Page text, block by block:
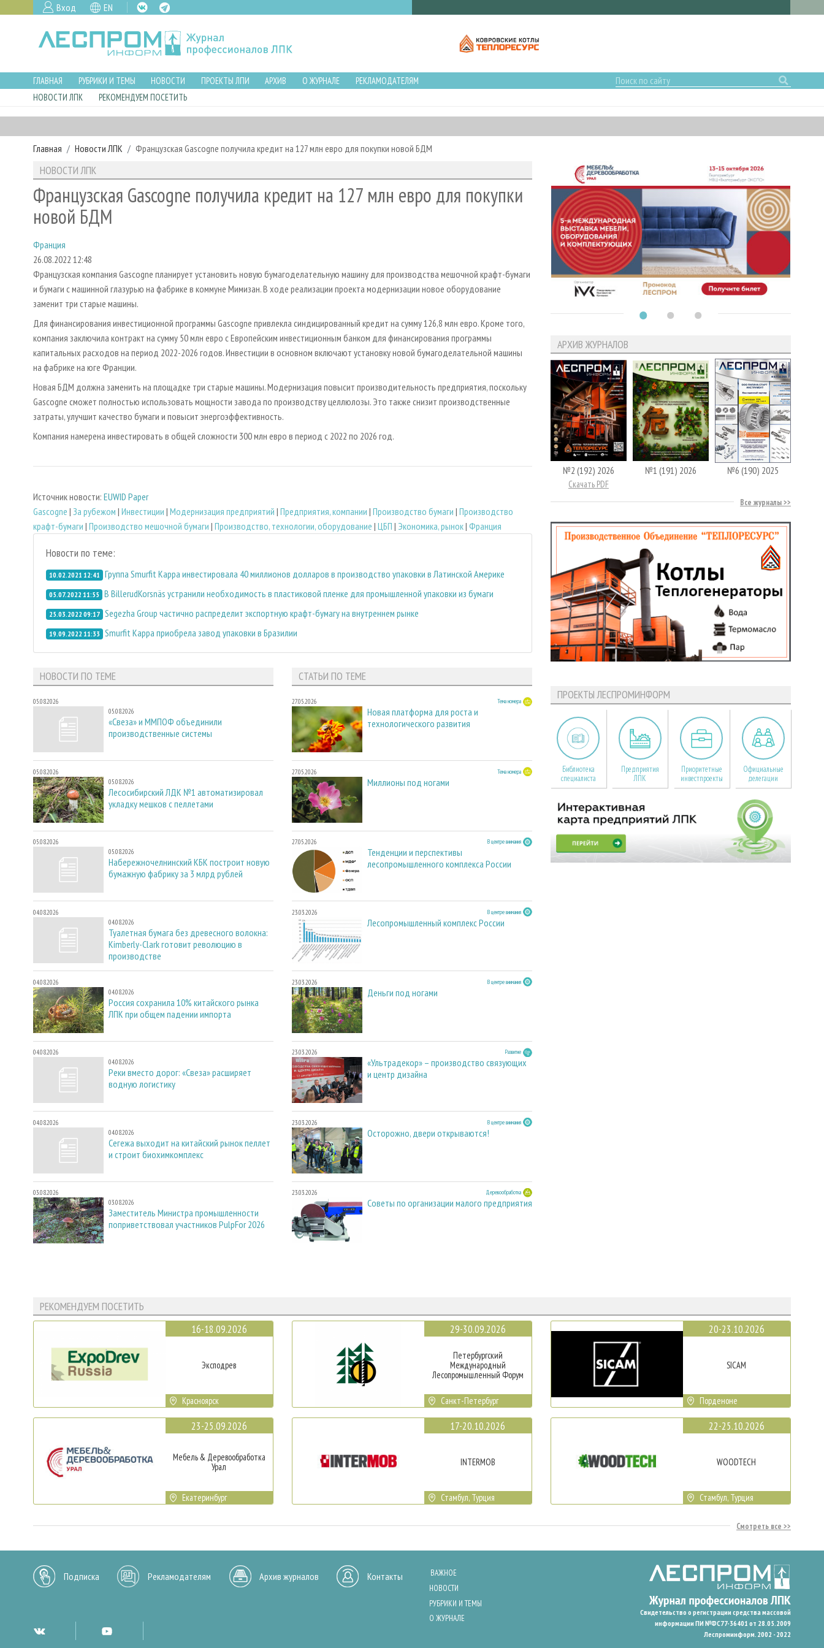
Вход EN
ГЛАВНАЯ РУБРИКИ И ТЕМЫ НОВОСТИ ПРОЕКТЫ ЛПИ АРХИВ О ЖУРНАЛЕ
РЕКЛАМОДАТЕЛЯМ
НОВОСТИ ЛПК
РЕКОМЕНДУЕМ ПОСЕТИТЬ
Главная Новости ЛПК Французская Gascogne получила кредит на 127 млн евро для покупки новой БДМ
НОВОСТИ ЛПК
Французская Gascogne получила кредит на 127 млн евро для покупки
новой БДМ
Франция
26.08.2022 12:48
Французская компания Gascogne планирует установить новую бумагоделательную машину для производства мешочной крафт-бумаги
и бумаги с машинной глазурью на фабрике в коммуне Мимизан. В ходе реализации проекта модернизации новое оборудование
заменит три старые машины.
Для финансирования инвестиционной программы Gascogne привлекла синдицированный кредит на сумму 126,8 млн евро. Кроме того,
компания заключила контракт на сумму 50 млн евро с Европейским инвестиционным банком для финансирования программы
капитальных расходов на период 2022-2026 годов. Инвестиции в основном включают установку новой бумагоделательной машины
на фабрике на юге Франции.
Новая БДМ должна заменить на площадке три старые машины. Модернизация повысит производительность предприятия, поскольку
Gascogne сможет полностью использовать мощности завода по производству целлюлозы. Это также снизит производственные
затраты, улучшит качество бумаги и повысит энергоэффективность.
Компания намерена инвестировать в общей сложности 300 млн евро в период с 2022 по 2026 год.
Источник новости: EUWID Paper
Gascogne | За рубежом | Инвестиции | Модернизация предприятий | Предприятия, компании | Производство бумаги | Производство
крафт-бумаги | Производство мешочной бумаги | Производство, технологии, оборудование | ЦБП | Экономика, рынок| Франция
Новости по теме:
10.02.2021 12:41 Группа Smurfit Kappa инвестировала 40 миллионов долларов в производство упаковки в Латинской Америке
05.07.2022 11:55 В BillerudKorsnäs устранили необходимость в пластиковой пленке для промышленной упаковки из бумаги
25.03.2022 09:17 Segezha Group частично распределит экспортную крафт-бумагу на внутреннем рынке
19.09.2022 11:33 Smurfit Kappa приобрела завод упаковки в Бразилии
НОВОСТИ ПО ТЕМЕ
05.08.2026
05.08.2026
«Свеза» и ММПОФ объединили
производственные системы
05.08.2026
05.08.2026
Лесосибирский ЛДК №1 автоматизировал
укладку мешков с пеллетами
05.08.2026
05.08.2026
Набережночелнинский КБК построит новую
бумажную фабрику за 3 млрд рублей
04.08.2026
04.08.2026
Туалетная бумага без древесного волокна:
Kimberly-Clark готовит революцию в
производстве
04.08.2026
04.08.2026
Россия сохранила 10% китайского рынка
ЛПК при общем падении импорта
04.08.2026
04.08.2026
Реки вместо дорог: «Свеза» расширяет
водную логистику
04.08.2026
04.08.2026
Сегежа выходит на китайский рынок пеллет
и строит биохимкомплекс
03.08.2026
03.08.2026
Заместитель Министра промышленности
поприветствовал участников PulpFor 2026
СТАТЬИ ПО ТЕМЕ
27.05.2026 Тема номера
Новая платформа для роста и
технологического развития
27.05.2026 Тема номера
Миллионы под ногами
27.05.2026 В центре внимания
Тенденции и перспективы
лесопромышленного комплекса России
23.03.2026 В центре внимания
Лесопромышленный комплекс России
23.03.2026 В центре внимания
Деньги под ногами
23.03.2026 Развитие
«Ультрадекор» – производство связующих
и центр дизайна
23.03.2026 В центре внимания
Осторожно, двери открываются!
23.03.2026 Деревообработка
Советы по организации малого предприятия
АРХИВ ЖУРНАЛОВ
№2 (192) 2026
Скачать PDF
№1 (191) 2026 №6 (190) 2025
Все журналы
ПРОЕКТЫ ЛЕСПРОМИНФОРМ
Библиотека
специалиста
Предприятия
ЛПК
Приоритетные
инвестпроекты
Официальные
делегации
РЕКОМЕНДУЕМ ПОСЕТИТЬ
16-18.09.2026
Эксподрев
Красноярск
23-25.09.2026
Мебель & Деревообработка
Урал
Екатеринбург
29-30.09.2026
Петербургский
Международный
Лесопромышленный Форум
Санкт-Петербург
17-20.10.2026
INTERMOB
Стамбул, Турция
20-23.10.2026
SICAM
Порденоне
22-25.10.2026
WOODTECH
Стамбул, Турция
Смотреть все
Подписка Рекламодателям Архив журналов Контакты
ВАЖНОЕ
НОВОСТИ
РУБРИКИ И ТЕМЫ
О ЖУРНАЛЕ
Свидетельство о регистрации средства массовой
информации ПИ №ФС77-36401 от 28.05.2009
Леспроминформ. 2002 - 2022